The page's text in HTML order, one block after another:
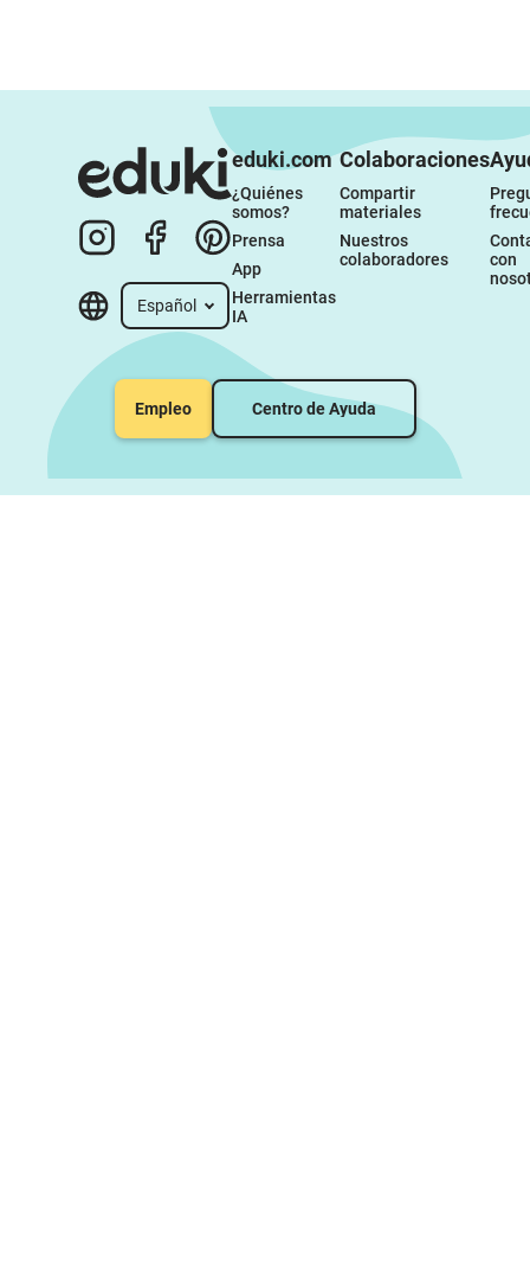
Español
eduki.com
¿Quiénes
somos?
Prensa
App
Herramientas
IA
Colaboraciones
Compartir
materiales
Nuestros
colaboradores
con
Empleo Centro de Ayuda